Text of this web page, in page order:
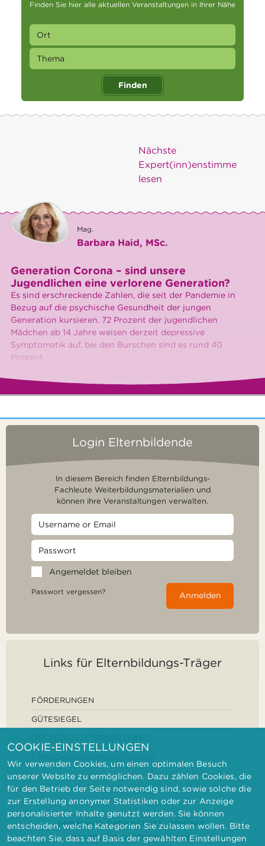
Finden Sie hier alle aktuellen Veranstaltungen in Ihrer Nähe
Finden
Nächste
Expert(inn)enstimme
lesen
Mag.
Barbara Haid, MSc.
Generation Corona – sind unsere
Jugendlichen eine verlorene Generation?
Es sind erschreckende Zahlen, die seit der Pandemie in
Bezug auf die psychische Gesundheit der jungen
Generation kursieren. 72 Prozent der jugendlichen
Mädchen ab 14 Jahre weisen derzeit depressive
Symptomatik auf, bei den Burschen sind es rund 40
Prozent
Login Elternbildende
In diesem Bereich finden Elternbildungs-
Fachleute Weiterbildungsmaterialien und
können ihre Veranstaltungen verwalten.
Angemeldet bleiben
Passwort vergessen? Anmelden
Links für Elternbildungs-Träger
FÖRDERUNGEN
GÜTESIEGEL
IMPRESSUM DATENSCHUTZ
KONTAKT
BARRIEREFREIHEITSERKLÄRUNG
COOKIE-EINSTELLUNGEN
Wir verwenden Cookies, um einen optimalen Besuch
unserer Website zu ermöglichen. Dazu zählen Cookies, die
für den Betrieb der Seite notwendig sind, sowie solche die
zur Erstellung anonymer Statistiken oder zur Anzeige
personalisierter Inhalte genutzt werden. Sie können
entscheiden, welche Kategorien Sie zulassen wollen. Bitte
beachten Sie, dass auf Basis der gewählten Einstellungen